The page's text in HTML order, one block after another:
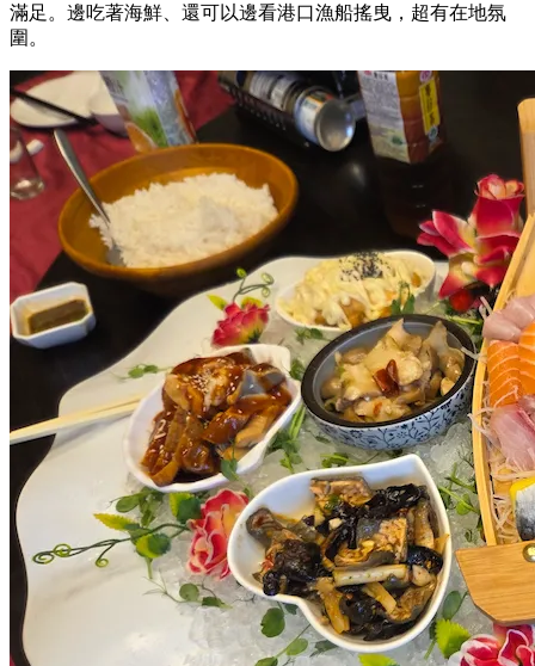
滿足。邊吃著海鮮、還可以邊看港口漁船搖曳，超有在地氛
圍。